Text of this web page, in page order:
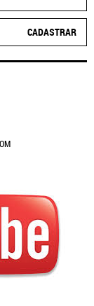
CADASTRAR